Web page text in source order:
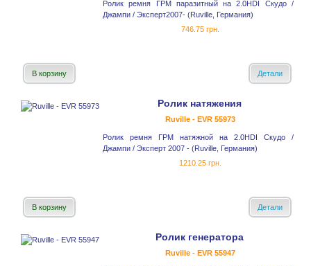
Ролик ремня ГРМ паразитный на 2.0HDI Скудо /
Джампи / Эксперт2007- (Ruville, Германия)
746.75 грн.
В корзину Детали
Ролик натяжения
Ruville - EVR 55973
Ролик ремня ГРМ натяжной на 2.0HDI Скудо /
Джампи / Эксперт 2007 - (Ruville, Германия)
1210.25 грн.
В корзину Детали
Ролик генератора
Ruville - EVR 55947